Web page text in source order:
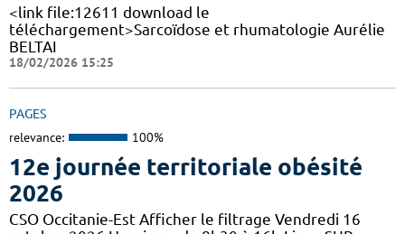
<link file:12611 download le
téléchargement>Sarcoïdose et rhumatologie Aurélie
BELTAI
18/02/2026 15:25
PAGES
relevance: 100%
12e journée territoriale obésité
2026
CSO Occitanie-Est Afficher le filtrage Vendredi 16